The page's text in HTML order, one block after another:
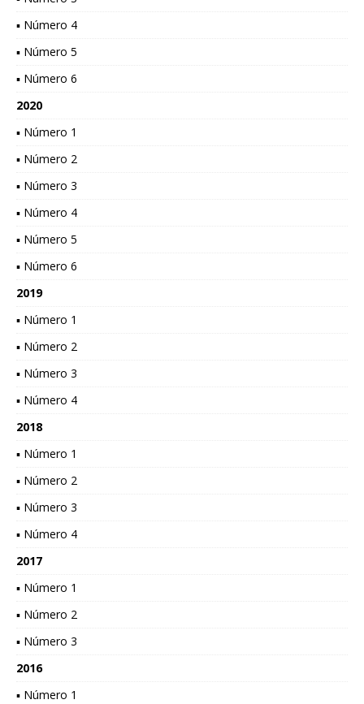
▪ Número 4
▪ Número 5
▪ Número 6
2020
▪ Número 1
▪ Número 2
▪ Número 3
▪ Número 4
▪ Número 5
▪ Número 6
2019
▪ Número 1
▪ Número 2
▪ Número 3
▪ Número 4
2018
▪ Número 1
▪ Número 2
▪ Número 3
▪ Número 4
2017
▪ Número 1
▪ Número 2
▪ Número 3
2016
▪ Número 1